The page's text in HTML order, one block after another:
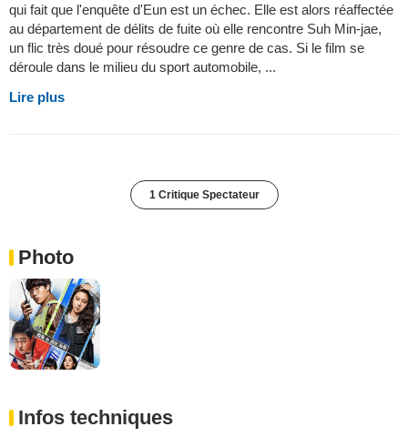
qui fait que l'enquête d'Eun est un échec. Elle est alors réaffectée
au département de délits de fuite où elle rencontre Suh Min-jae,
un flic très doué pour résoudre ce genre de cas. Si le film se
déroule dans le milieu du sport automobile, ...
Lire plus
1 Critique Spectateur
Photo
Infos techniques